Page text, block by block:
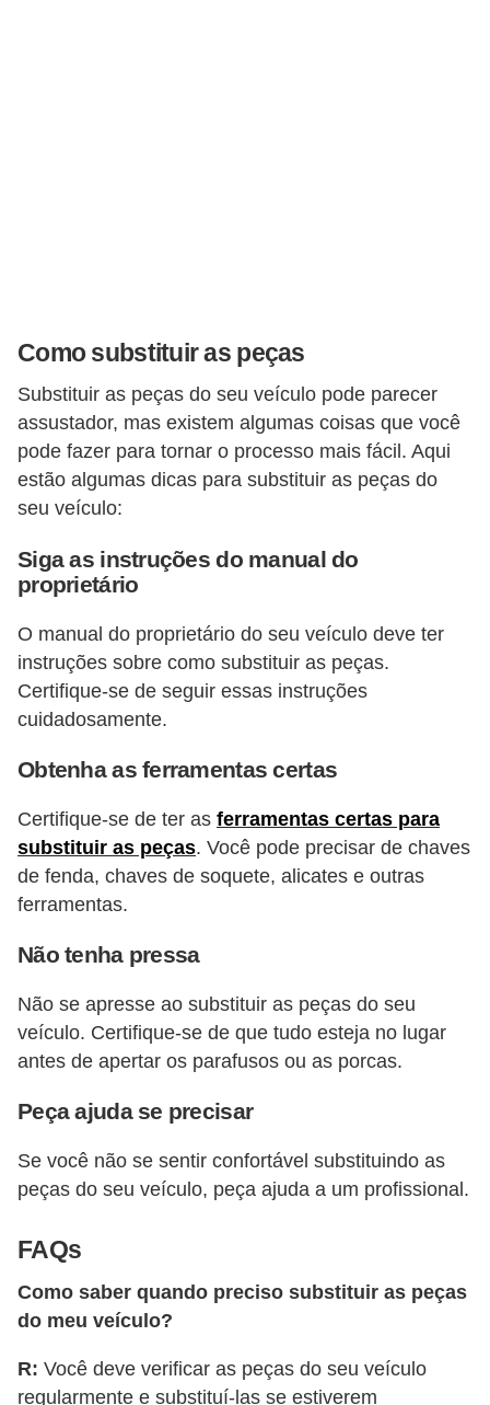
Como substituir as peças
Substituir as peças do seu veículo pode parecer
assustador, mas existem algumas coisas que você
pode fazer para tornar o processo mais fácil. Aqui
estão algumas dicas para substituir as peças do
seu veículo:
Siga as instruções do manual do
proprietário
O manual do proprietário do seu veículo deve ter
instruções sobre como substituir as peças.
Certifique-se de seguir essas instruções
cuidadosamente.
Obtenha as ferramentas certas
Certifique-se de ter as ferramentas certas para
substituir as peças. Você pode precisar de chaves
de fenda, chaves de soquete, alicates e outras
ferramentas.
Não tenha pressa
Não se apresse ao substituir as peças do seu
veículo. Certifique-se de que tudo esteja no lugar
antes de apertar os parafusos ou as porcas.
Peça ajuda se precisar
Se você não se sentir confortável substituindo as
peças do seu veículo, peça ajuda a um profissional.
FAQs
Como saber quando preciso substituir as peças
do meu veículo?
R: Você deve verificar as peças do seu veículo
regularmente e substituí-las se estiverem